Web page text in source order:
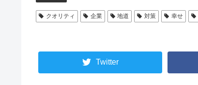
クオリティ 企業 地道 対策 幸せ
Twitter